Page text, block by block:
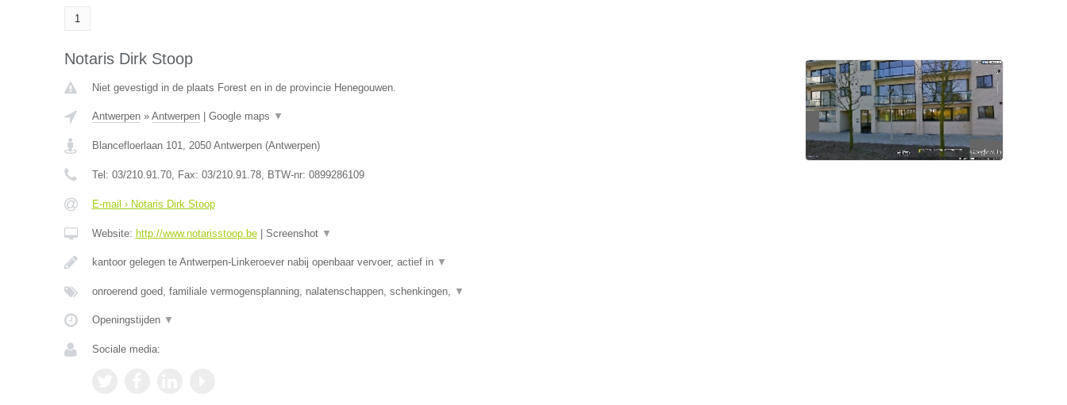
1
Notaris Dirk Stoop
Niet gevestigd in de plaats Forest en in de provincie Henegouwen.
Antwerpen» Antwerpen| Google maps ▼
Blancefloerlaan 101, 2050 Antwerpen(Antwerpen)
Tel: 03/210.91.70, Fax: 03/210.91.78, BTW-nr: 0899286109
E-mail › Notaris Dirk Stoop
Website: http://www.notarisstoop.be| Screenshot ▼
kantoor gelegen te Antwerpen-Linkeroever nabij openbaar vervoer, actief in ▼
onroerend goed, familiale vermogensplanning, nalatenschappen, schenkingen, ▼
Openingstijden ▼
Sociale media: